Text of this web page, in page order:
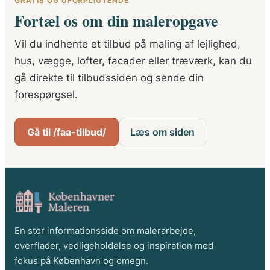
Fortæl os om din maleropgave
Vil du indhente et tilbud på maling af lejlighed,
hus, vægge, lofter, facader eller træværk, kan du
gå direkte til tilbudssiden og sende din
forespørgsel.
Gå til /faa-tilbud/ Læs om siden
En stor informationsside om malerarbejde,
overflader, vedligeholdelse og inspiration med
fokus på København og omegn.